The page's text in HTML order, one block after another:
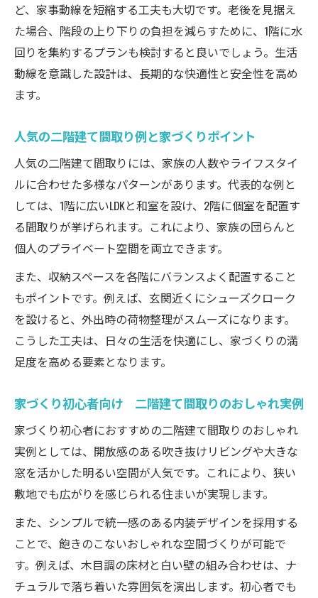
ど、家事動線を短縮する工夫も大切です。老後を見据え
た場合、階段の上り下りの負担を減らすために、1階に水
回りを集約するプランも検討すると良いでしょう。生活
動線を意識した設計は、長期的な快適性と安全性を高め
ます。
人気の二階建て間取り例と家づくりポイント
人気の二階建て間取りには、家族の人数やライフスタイ
ルに合わせた多様なパターンがあります。代表的な例と
しては、1階に広いLDKと和室を設け、2階に個室を配置す
る間取りが挙げられます。これにより、家族の団らんと
個人のプライベート空間を両立できます。
また、収納スペースを各階にバランスよく配置すること
もポイントです。例えば、玄関近くにシューズクローク
を設けると、外出時の荷物整理がスムーズになります。
こうした工夫は、日々の生活を快適にし、家づくりの満
足度を高める要素となります。
家づくり初心者向け 二階建て間取りのおしゃれ実例
家づくり初心者におすすめの二階建て間取りのおしゃれ
実例としては、開放感のある吹き抜けリビングや大きな
窓を活かした明るい空間が人気です。これにより、狭い
敷地でも広がりを感じられる住まいが実現します。
また、シンプルで統一感のある内装デザインを採用する
ことで、飽きのこないおしゃれな空間づくりが可能で
す。例えば、木目調の床材と白い壁の組み合わせは、ナ
チュラルで落ち着いた雰囲気を演出します。初心者でも